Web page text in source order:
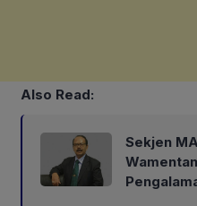
Also Read:
Sekjen